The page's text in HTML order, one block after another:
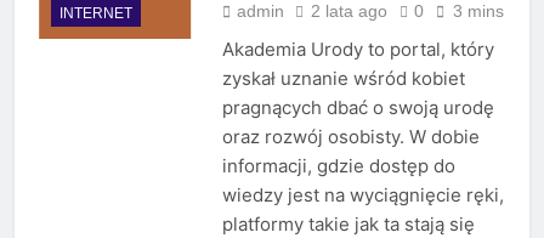
INTERNET admin 2 lata ago 0 3 mins
Akademia Urody to portal, który
zyskał uznanie wśród kobiet
pragnących dbać o swoją urodę
oraz rozwój osobisty. W dobie
informacji, gdzie dostęp do
wiedzy jest na wyciągnięcie ręki,
platformy takie jak ta stają się